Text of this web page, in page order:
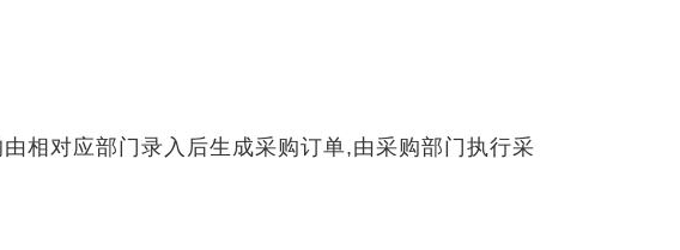
对应部门录入后生成采购订单,由采购部门执行采